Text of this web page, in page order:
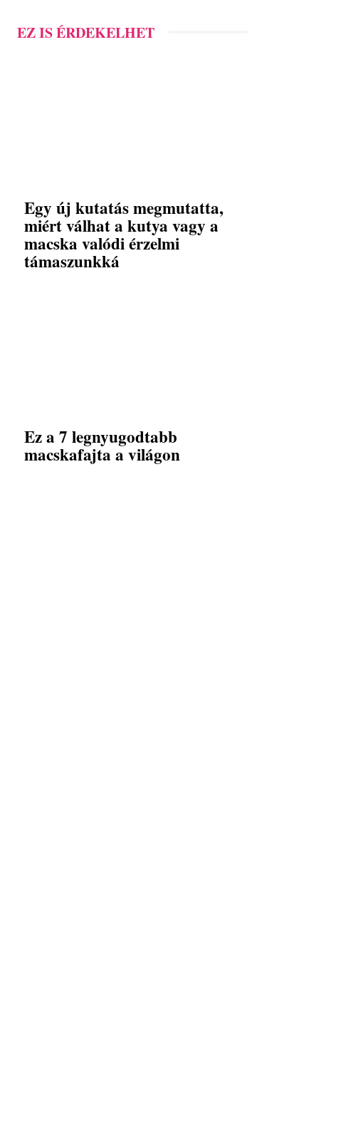
EZ IS ÉRDEKELHET
Egy új kutatás megmutatta,
miért válhat a kutya vagy a
macska valódi érzelmi
támaszunkká
Ez a 7 legnyugodtabb
macskafajta a világon